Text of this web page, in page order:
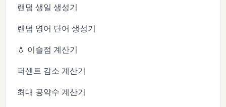
랜덤 생일 생성기
랜덤 영어 단어 생성기
💧 이슬점 계산기
퍼센트 감소 계산기
최대 공약수 계산기